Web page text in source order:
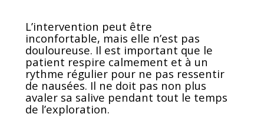
L’intervention peut être
inconfortable, mais elle n’est pas
douloureuse. Il est important que le
patient respire calmement et à un
rythme régulier pour ne pas ressentir
de nausées. Il ne doit pas non plus
avaler sa salive pendant tout le temps
de l’exploration.